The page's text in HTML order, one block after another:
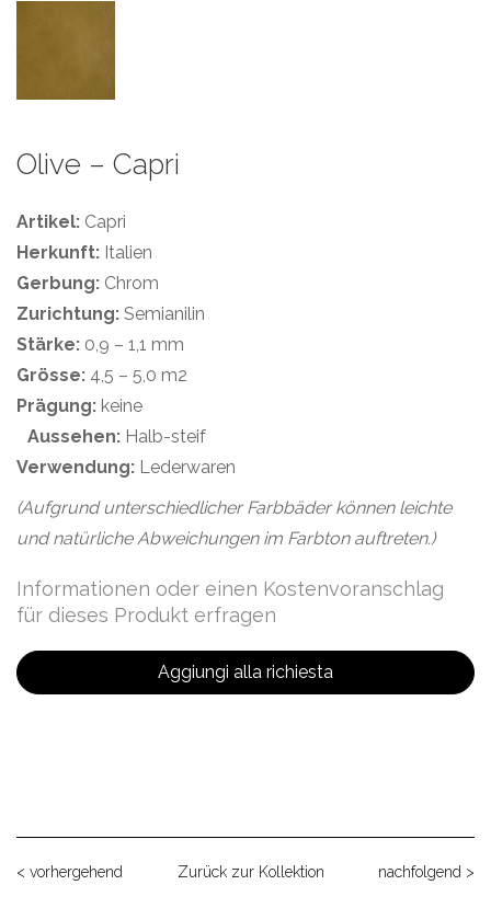
Olive – Capri
Artikel: Capri
Herkunft: Italien
Gerbung: Chrom
Zurichtung: Semianilin
Stärke: 0,9 – 1,1 mm
Grösse: 4,5 – 5,0 m2
Prägung: keine
Aussehen: Halb-steif
Verwendung: Lederwaren
(Aufgrund unterschiedlicher Farbbäder können leichte
und natürliche Abweichungen im Farbton auftreten.)
Informationen oder einen Kostenvoranschlag
für dieses Produkt erfragen
Aggiungi alla richiesta
< vorhergehend Zurück zur Kollektion nachfolgend >